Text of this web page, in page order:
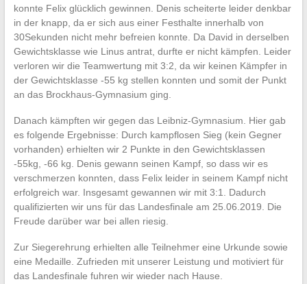
konnte Felix glücklich gewinnen. Denis scheiterte leider denkbar
in der knapp, da er sich aus einer Festhalte innerhalb von
30Sekunden nicht mehr befreien konnte. Da David in derselben
Gewichtsklasse wie Linus antrat, durfte er nicht kämpfen. Leider
verloren wir die Teamwertung mit 3:2, da wir keinen Kämpfer in
der Gewichtsklasse -55 kg stellen konnten und somit der Punkt
an das Brockhaus-Gymnasium ging.
Danach kämpften wir gegen das Leibniz-Gymnasium. Hier gab
es folgende Ergebnisse: Durch kampflosen Sieg (kein Gegner
vorhanden) erhielten wir 2 Punkte in den Gewichtsklassen
-55kg, -66 kg. Denis gewann seinen Kampf, so dass wir es
verschmerzen konnten, dass Felix leider in seinem Kampf nicht
erfolgreich war. Insgesamt gewannen wir mit 3:1. Dadurch
qualifizierten wir uns für das Landesfinale am 25.06.2019. Die
Freude darüber war bei allen riesig.
Zur Siegerehrung erhielten alle Teilnehmer eine Urkunde sowie
eine Medaille. Zufrieden mit unserer Leistung und motiviert für
das Landesfinale fuhren wir wieder nach Hause.